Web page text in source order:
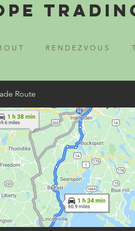
O U T R E N D E Z V O U S
Route